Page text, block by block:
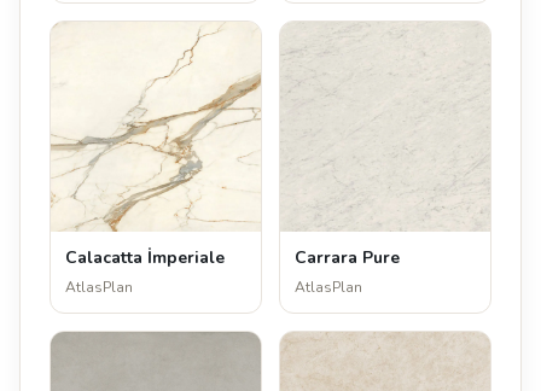
Calacatta İmperiale
AtlasPlan
Carrara Pure
AtlasPlan